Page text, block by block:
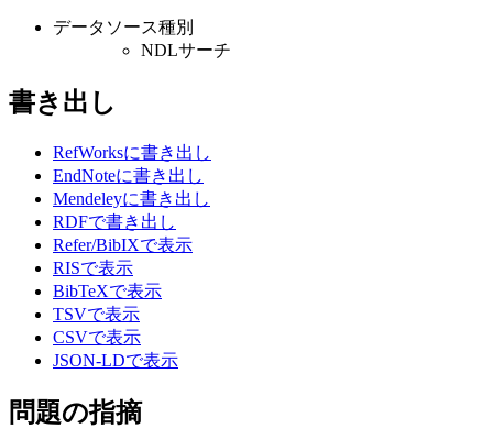
データソース種別
NDLサーチ
書き出し
RefWorksに書き出し
EndNoteに書き出し
Mendeleyに書き出し
RDFで書き出し
Refer/BibIXで表示
RISで表示
BibTeXで表示
TSVで表示
CSVで表示
JSON-LDで表示
問題の指摘